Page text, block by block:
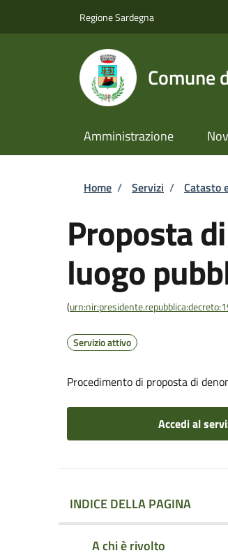
Regione Sardegna
Comune
Amministrazione
Briciole di
Home / Servizi / Catasto
Proposta
luogo
(
Servizio attivo
Procedimento di proposta di
Accedi al
INDICE DELLA PAGINA
A chi è rivolto